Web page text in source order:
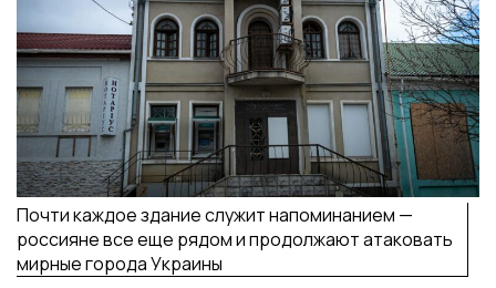
Почти каждое здание служит напоминанием —
россияне все еще рядом и продолжают атаковать
мирные города Украины